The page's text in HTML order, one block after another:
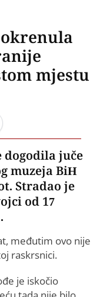
mjestu
dogodila juče
muzeja BiH
Stradao je
od 17
međutim ovo nije
raskrsnici.
je iskočio